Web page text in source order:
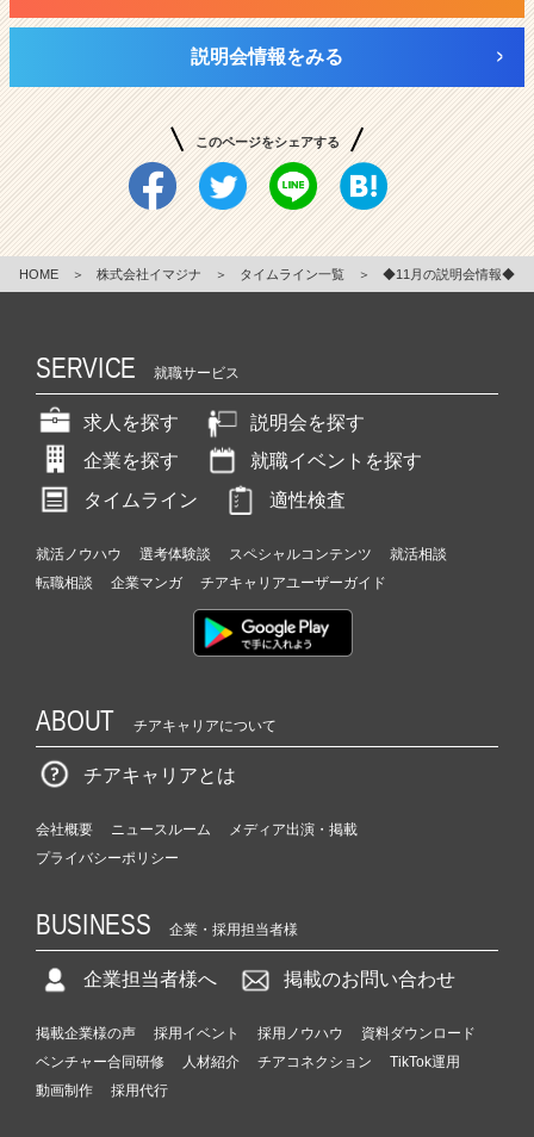
説明会情報をみる
このページをシェアする
HOME ＞ 株式会社イマジナ ＞ タイムライン一覧 ＞ ◆11月の説明会情報◆
SERVICE 就職サービス
求人を探す
説明会を探す
企業を探す
就職イベントを探す
タイムライン
適性検査
就活ノウハウ 選考体験談 スペシャルコンテンツ
就活相談
転職相談
企業マンガ チアキャリアユーザーガイド
ABOUT チアキャリアについて
チアキャリアとは
会社概要 ニュースルーム
メディア出演・掲載
プライバシーポリシー
BUSINESS 企業・採用担当者様
企業担当者様へ 掲載のお問い合わせ
掲載企業様の声 採用イベント 採用ノウハウ
資料ダウンロード
ベンチャー合同研修
人材紹介 チアコネクション
TikTok運用
動画制作
採用代行